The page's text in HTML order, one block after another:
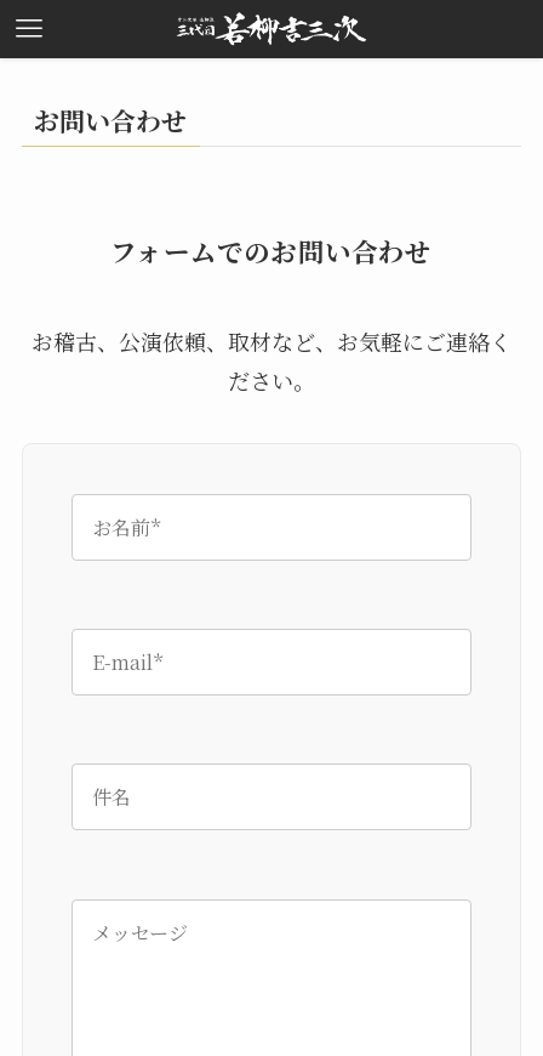
お問い合わせ
フォームでのお問い合わせ
お稽古、公演依頼、取材など、お気軽にご連絡く
ださい。